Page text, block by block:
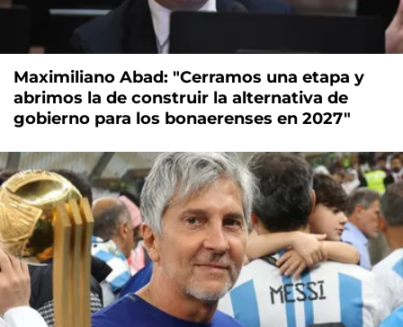
Maximiliano Abad: "Cerramos una etapa y
abrimos la de construir la alternativa de
gobierno para los bonaerenses en 2027"